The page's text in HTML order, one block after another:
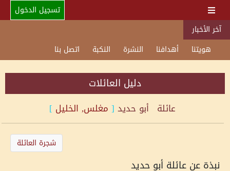
تسجيل الدخول
آخر الأخبار
هويتنا
أهدافنا النشرة النكبة اتصل بنا
دليل العائلات
عائلة أبو حديد [ مغلس, الخليل ]
شجرة العائلة
نبذة عن عائلة أبو حديد